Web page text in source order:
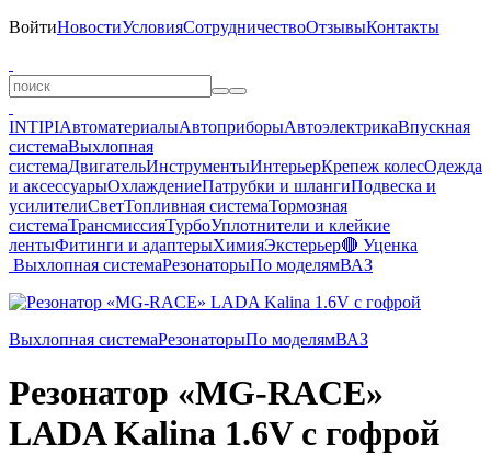
ВойтиНовостиУсловияСотрудничествоОтзывыКонтакты
INTIPIАвтоматериалыАвтоприборыАвтоэлектрикаВпускная
системаВыхлопная
системаДвигательИнструментыИнтерьерКрепеж колесОдежда
и аксессуарыОхлаждениеПатрубки и шлангиПодвеска и
усилителиСветТопливная системаТормозная
системаТрансмиссияТурбоУплотнители и клейкие
лентыФитинги и адаптерыХимияЭкстерьер🔴 Уценка
Выхлопная системаРезонаторыПо моделямВАЗ
Выхлопная системаРезонаторыПо моделямВАЗ
Резонатор «MG-RACE»
LADA Kalina 1.6V с гофрой